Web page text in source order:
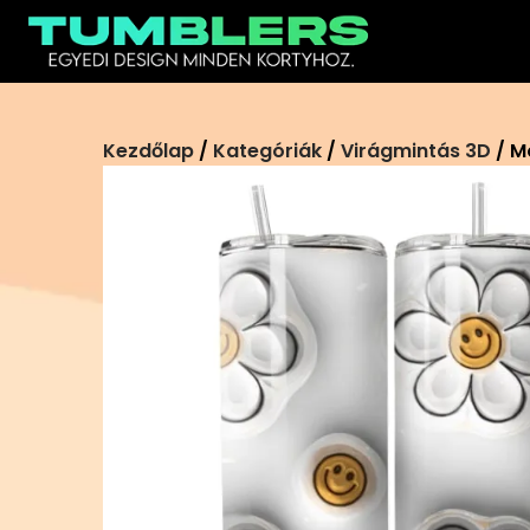
Ugrás
tartalomra
Kezdőlap / Kategóriák / Virágmintás 3D /